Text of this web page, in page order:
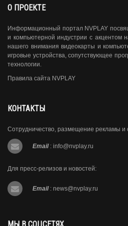
О ПРОЕКТЕ
Информационный портал NVPLAY
и компьютерной индустрии с акцентом
нашего внимания видеокарты и
игровые устройства, сопутствующее
технологии.
Правила сайта NVPLAY
КОНТАКТЫ
Сотрудничество, размещение рекламы
Email : info@nvplay.ru
Для пресс-релизов и новостей:
Email : news@nvplay.ru